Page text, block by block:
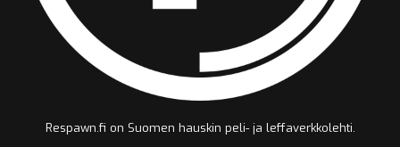
Respawn.fi on Suomen hauskin peli- ja leffaverkkolehti.